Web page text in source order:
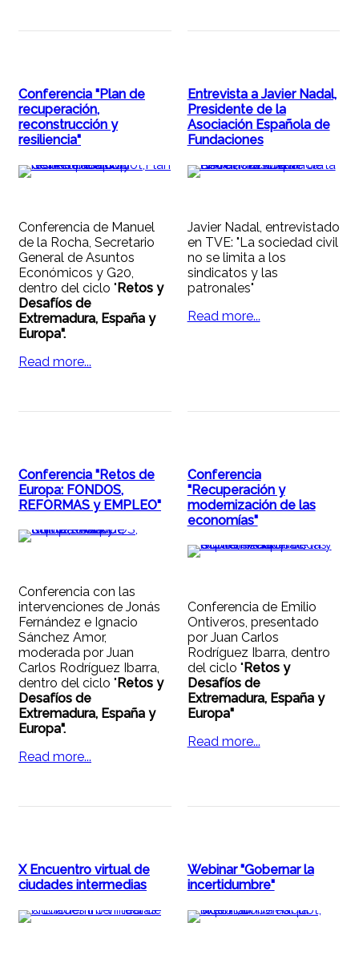
Conferencia "Plan de
recuperación,
reconstrucción y
resiliencia"
Conferencia de Manuel
de la Rocha, Secretario
General de Asuntos
Económicos y G20,
dentro del ciclo "Retos y
Desafíos de
Extremadura, España y
Europa".
Read more...
Entrevista a Javier Nadal,
Presidente de la
Asociación Española de
Fundaciones
Javier Nadal, entrevistado
en TVE: "La sociedad civil
no se limita a los
sindicatos y las
patronales"
Read more...
Conferencia "Retos de
Europa: FONDOS,
REFORMAS y EMPLEO"
Conferencia con las
intervenciones de Jonás
Fernández e Ignacio
Sánchez Amor,
moderada por Juan
Carlos Rodríguez Ibarra,
dentro del ciclo " Retos y
Desafíos de
Extremadura, España y
Europa".
Read more...
Conferencia
"Recuperación y
modernización de las
economías"
Conferencia de Emilio
Ontiveros, presentado
por Juan Carlos
Rodríguez Ibarra, dentro
del ciclo " Retos y
Desafíos de
Extremadura, España y
Europa"
Read more...
X Encuentro virtual de
ciudades intermedias
Webinar "Gobernar la
incertidumbre"